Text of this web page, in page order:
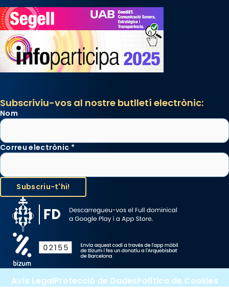
Subscriviu-vos al nostre butlletí electrònic:
Nom
Correu electrònic *
Avís LegalProtecció de DadesPolítica de Cookies
Canal de denúncia